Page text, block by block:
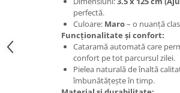
perfectă.
Culoare: Maro– o nuanță
Funcționalitate și confort:
Cataramă automată care
confort pe tot parcursul zilei.
Pielea naturală de înaltă
îmbunătățește în timp.